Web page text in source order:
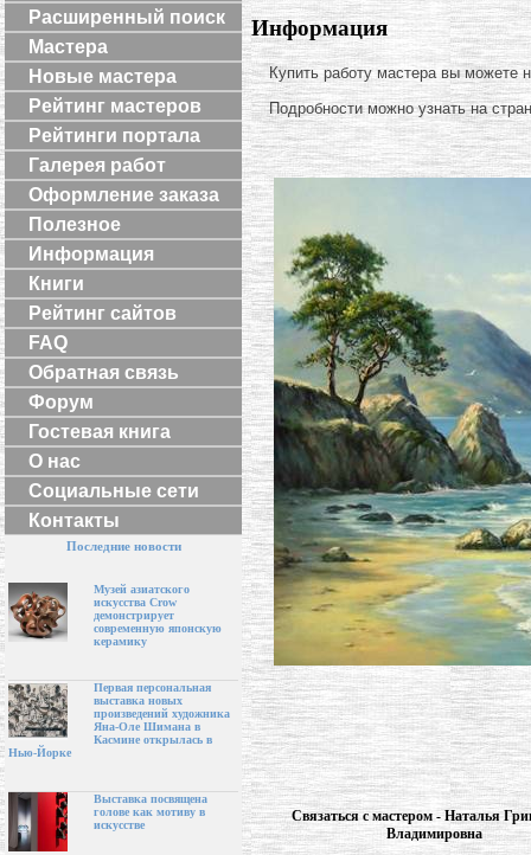
Расширенный поиск
Мастера
Новые мастера
Рейтинг мастеров
Рейтинги портала
Галерея работ
Оформление заказа
Полезное
Информация
Книги
Рейтинг сайтов
FAQ
Обратная связь
Форум
Гостевая книга
О нас
Социальные сети
Контакты
Последние новости
Музей азиатского
искусства Crow
демонстрирует
современную японскую
керамику
Первая персональная
выставка новых
произведений художника
Яна-Оле Шимана в
Касмине открылась в
Нью-Йорке
Выставка посвящена
голове как мотиву в
искусстве
Информация
Купить работу мастера вы можете
Подробности можно узнать на
Связаться с мастером - Наталья
Владимировна